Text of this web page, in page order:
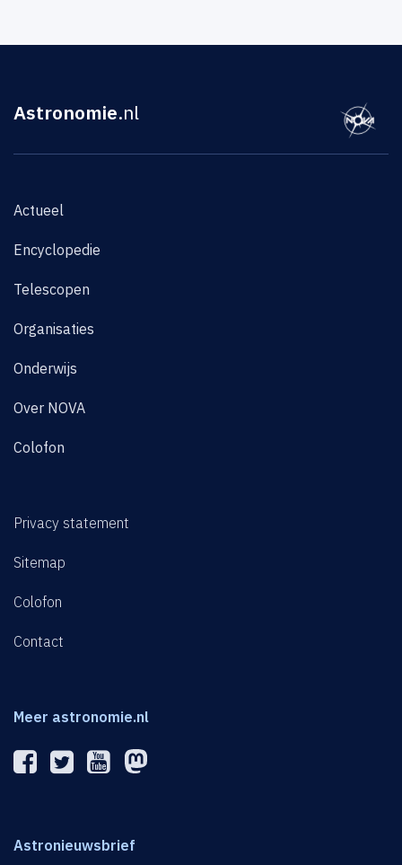
Astronomie.nl
Actueel
Encyclopedie
Telescopen
Organisaties
Onderwijs
Over NOVA
Colofon
Privacy statement
Sitemap
Colofon
Contact
Meer astronomie.nl
Astronieuwsbrief